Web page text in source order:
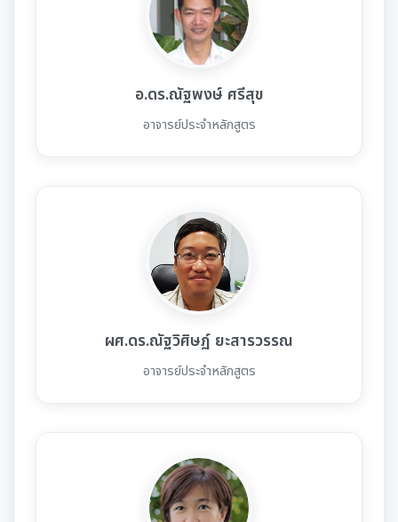
อ.ดร.ณัฐพงษ์ ศรีสุข
อาจารย์ประจำหลักสูตร
ผศ.ดร.ณัฐวิศิษฏ์ ยะสารวรรณ
อาจารย์ประจำหลักสูตร